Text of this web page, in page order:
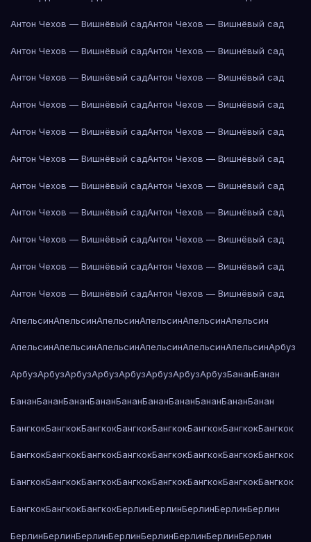
Антон Чехов — Вишнёвый садАнтон Чехов — Вишнёвый сад
Антон Чехов — Вишнёвый садАнтон Чехов — Вишнёвый сад
Антон Чехов — Вишнёвый садАнтон Чехов — Вишнёвый сад
Антон Чехов — Вишнёвый садАнтон Чехов — Вишнёвый сад
Антон Чехов — Вишнёвый садАнтон Чехов — Вишнёвый сад
Антон Чехов — Вишнёвый садАнтон Чехов — Вишнёвый сад
Антон Чехов — Вишнёвый садАнтон Чехов — Вишнёвый сад
Антон Чехов — Вишнёвый садАнтон Чехов — Вишнёвый сад
Антон Чехов — Вишнёвый садАнтон Чехов — Вишнёвый сад
Антон Чехов — Вишнёвый садАнтон Чехов — Вишнёвый сад
Антон Чехов — Вишнёвый садАнтон Чехов — Вишнёвый сад
АпельсинАпельсинАпельсинАпельсинАпельсинАпельсин
АпельсинАпельсинАпельсинАпельсинАпельсинАпельсинАрбуз
АрбузАрбузАрбузАрбузАрбузАрбузАрбузАрбузБананБанан
БананБананБананБананБананБананБананБананБананБанан
БангкокБангкокБангкокБангкокБангкокБангкокБангкокБангкок
БангкокБангкокБангкокБангкокБангкокБангкокБангкокБангкок
БангкокБангкокБангкокБангкокБангкокБангкокБангкокБангкок
БангкокБангкокБангкокБерлинБерлинБерлинБерлинБерлин
БерлинБерлинБерлинБерлинБерлинБерлинБерлинБерлин